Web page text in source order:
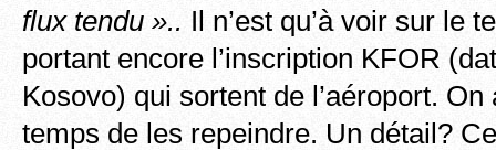
flux tendu ».. Il n’est qu’à voir sur le
portant encore l’inscription KFOR
Kosovo) qui sortent de l’aéroport.
temps de les repeindre. Un détail?